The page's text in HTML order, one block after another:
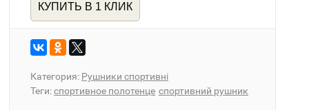
КУПИТЬ В 1 КЛИК
Категория: Рушники спортивні
Теги:спортивное полотенце спортивний рушник